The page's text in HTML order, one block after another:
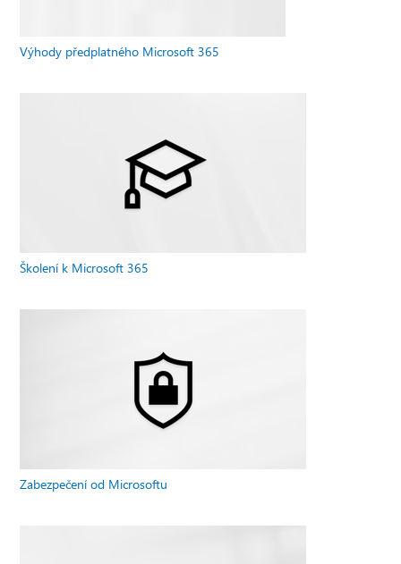
Výhody předplatného Microsoft 365
Školení k Microsoft 365
Zabezpečení od Microsoftu